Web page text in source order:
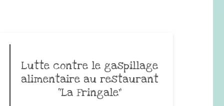
Lutte contre le gaspillage
alimentaire au restaurant
“La Fringale”